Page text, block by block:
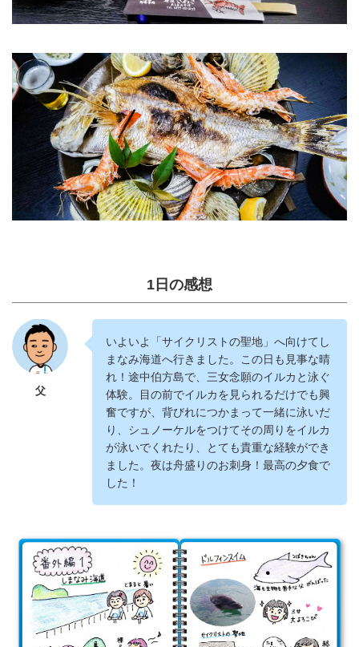
1日の感想
父
いよいよ「サイクリストの聖地」へ向けてし
まなみ海道へ行きました。この日も見事な晴
れ！途中伯方島で、三女念願のイルカと泳ぐ
体験。目の前でイルカを見られるだけでも興
奮ですが、背びれにつかまって一緒に泳いだ
り、シュノーケルをつけてその周りをイルカ
が泳いでくれたり、とても貴重な経験ができ
ました。夜は舟盛りのお刺身！最高の夕食で
した！